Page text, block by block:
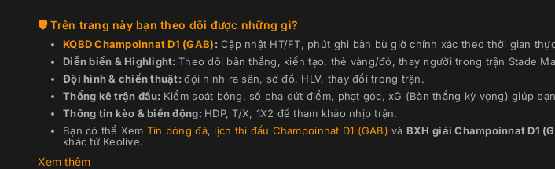
Trên trang này bạn theo dõi được những gì?
KQBDChampoinnat D1 (GAB): Cập nhật HT/FT, phút ghi bàn bù giờ chính xác theo thời gian
Diễn biến & Highlight: Theo dõi bàn thắng, kiến tạo, thẻ vàng/đỏ, thay người trong trận Stade
Đội hình & chiến thuật:đội hình ra sân, sơ đồ, HLV, thay đổi trong trận.
Thống kê trận đấu: Kiểm soát bóng, số pha dứt điểm, phạt góc, xG (Bàn thắng kỳ vọng) giúp
Thông tin kèo & biến động: HDP, T/X, 1X2 để tham khảo nhịp trận.
Bạn có thể Xem Tin bóng đá, lịch thi đấu Champoinnat D1 (GAB) và BXH giảiChampoinnat D1
khác từ Keolive.
Xem thêm